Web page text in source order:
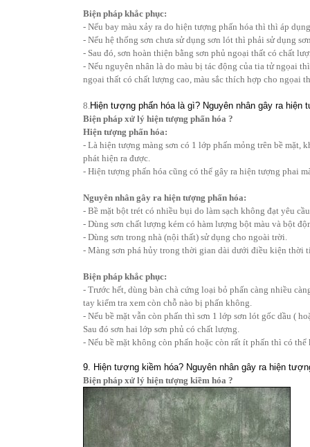
Biện pháp khắc phục:
- Nếu bay màu xảy ra do hiện tượng phấn hóa thì thì áp
- Nếu hệ thống sơn chưa sử dụng sơn lót thì phải sử dụng
- Sau đó, sơn hoàn thiện bằng sơn phủ ngoại thất có chất
- Nếu nguyên nhân là do màu bị tác động của tia tử ngọai
ngọai thất có chất lượng cao, màu sắc thích hợp cho ngọai
8.Hiện tượng phấn hóa là gì? Nguyên nhân gây ra hiện
Biện pháp xử lý hiện tượng phấn hóa ?
Hiện tượng phấn hóa:
- Là hiện tượng màng sơn có 1 lớp phấn mỏng trên bề mặt,
phát hiện ra được.
- Hiện tượng phấn hóa cũng có thể gây ra hiện tượng phai
Nguyên nhân gây ra hiện tượng phấn hóa:
- Bề mặt bột trét có nhiều bụi do làm sạch không đạt yêu cầu
- Dùng sơn chất lượng kém có hàm lượng bột màu và bột
- Dùng sơn trong nhà (nội thất) sử dụng cho ngoài trời.
- Màng sơn phá hủy trong thời gian dài dưới điều kiện thời
Biện pháp khắc phục:
- Trước hết, dùng bàn chà cứng loại bỏ phấn càng nhiều
tay kiểm tra xem còn chỗ nào bị phấn không.
- Nếu bề mặt vẫn còn phấn thì sơn 1 lớp sơn lót gốc dầu (
Sau đó sơn hai lớp sơn phủ có chất lượng.
- Nếu bề mặt không còn phấn hoặc còn rất ít phấn thì có
9. Hiện tượng kiềm hóa? Nguyên nhân gây ra hiện
Biện pháp xử lý hiện tượng kiềm hóa ?